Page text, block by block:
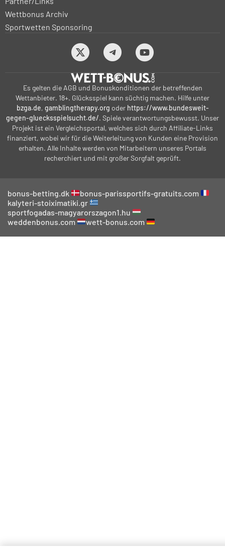
Wettbonus Archiv
Sportwetten Sponsoring
Es gelten die AGB und Bonuskonditionen der betreffenden
Wettanbieter. 18+. Glücksspiel kann süchtig machen. Hilfe unter
bzga.de, gamblingtherapy.org oder https://www.bundesweit-
gegen-gluecksspielsucht.de/. Spiele verantwortungsbewusst. Unser
Projekt ist ein Vergleichsportal, welches sich durch Affiliate-Links
finanziert, wobei wir für die Weiterleitung von Kunden eine Provision
erhalten. Alle Inhalte werden von Mitarbeitern unseres Portals
recherchiert und mit großer Sorgfalt geprüft.
bonus-betting.dk
bonus-parissportifs-gratuits.com
kalyteri-stoiximatiki.gr
sportfogadas-magyarorszagon1.hu
weddenbonus.com
wett-bonus.com